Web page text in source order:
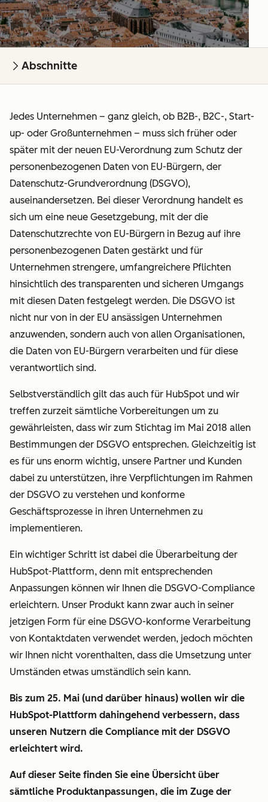
Abschnitte
Jedes Unternehmen – ganz gleich, ob B2B-, B2C-, Start-
up- oder Großunternehmen – muss sich früher oder
später mit der neuen EU-Verordnung zum Schutz der
personenbezogenen Daten von EU-Bürgern, der
Datenschutz-Grundverordnung (DSGVO),
auseinandersetzen. Bei dieser Verordnung handelt es
sich um eine neue Gesetzgebung, mit der die
Datenschutzrechte von EU-Bürgern in Bezug auf ihre
personenbezogenen Daten gestärkt und für
Unternehmen strengere, umfangreichere Pflichten
hinsichtlich des transparenten und sicheren Umgangs
mit diesen Daten festgelegt werden. Die DSGVO ist
nicht nur von in der EU ansässigen Unternehmen
anzuwenden, sondern auch von allen Organisationen,
die Daten von EU-Bürgern verarbeiten und für diese
verantwortlich sind.
Selbstverständlich gilt das auch für HubSpot und wir
treffen zurzeit sämtliche Vorbereitungen um zu
gewährleisten, dass wir zum Stichtag im Mai 2018 allen
Bestimmungen der DSGVO entsprechen. Gleichzeitig ist
es für uns enorm wichtig, unsere Partner und Kunden
dabei zu unterstützen, ihre Verpflichtungen im Rahmen
der DSGVO zu verstehen und konforme
Geschäftsprozesse in ihren Unternehmen zu
implementieren.
Ein wichtiger Schritt ist dabei die Überarbeitung der
HubSpot-Plattform, denn mit entsprechenden
Anpassungen können wir Ihnen die DSGVO-Compliance
erleichtern. Unser Produkt kann zwar auch in seiner
jetzigen Form für eine DSGVO-konforme Verarbeitung
von Kontaktdaten verwendet werden, jedoch möchten
wir Ihnen nicht vorenthalten, dass die Umsetzung unter
Umständen etwas umständlich sein kann.
Bis zum 25. Mai (und darüber hinaus) wollen wir die
HubSpot-Plattform dahingehend verbessern, dass
unseren Nutzern die Compliance mit der DSGVO
erleichtert wird.
Auf dieser Seite finden Sie eine Übersicht über
sämtliche Produktanpassungen, die im Zuge der